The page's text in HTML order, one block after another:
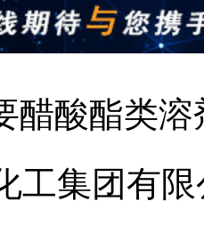
酸酯类溶
集团有限